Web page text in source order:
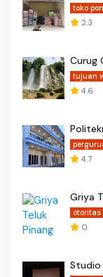
toko
2.3
Curug
tujuan
4.6
4.7
Griya
otoritas
0
Studio